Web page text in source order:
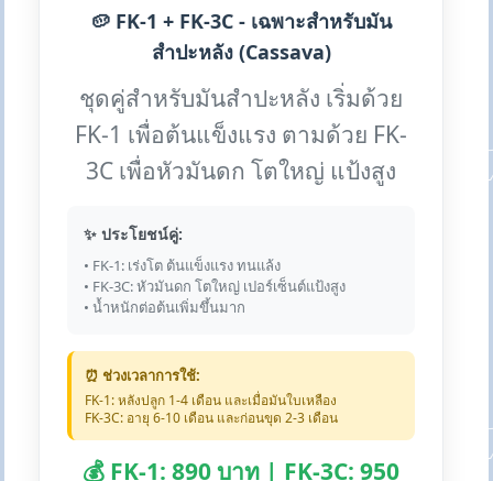
🥔 FK-1 + FK-3C - เฉพาะสำหรับมัน
สำปะหลัง (Cassava)
ชุดคู่สำหรับมันสำปะหลัง เริ่มด้วย
FK-1 เพื่อต้นแข็งแรง ตามด้วย FK-
3C เพื่อหัวมันดก โตใหญ่ แป้งสูง
✨ ประโยชน์คู่:
• FK-1: เร่งโต ต้นแข็งแรง ทนแล้ง
• FK-3C: หัวมันดก โตใหญ่ เปอร์เซ็นต์แป้งสูง
• น้ำหนักต่อต้นเพิ่มขึ้นมาก
⏰ ช่วงเวลาการใช้:
FK-1: หลังปลูก 1-4 เดือน และเมื่อมันใบเหลือง
FK-3C: อายุ 6-10 เดือน และก่อนขุด 2-3 เดือน
💰 FK-1: 890 บาท | FK-3C: 950